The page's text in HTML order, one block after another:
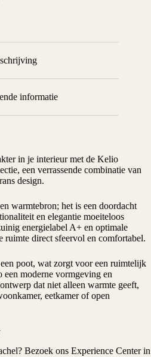
informatie
in je interieur met de Kelio
een verrassende combinatie van
design.
warmtebron; het is een doordacht
en elegantie moeiteloos
energielabel A+ en optimale
ruimte direct sfeervol en comfortabel.
poot, wat zorgt voor een ruimtelijk
een moderne vormgeving en
dat niet alleen warmte geeft,
eetkamer of open
Bezoek ons Experience Centerin